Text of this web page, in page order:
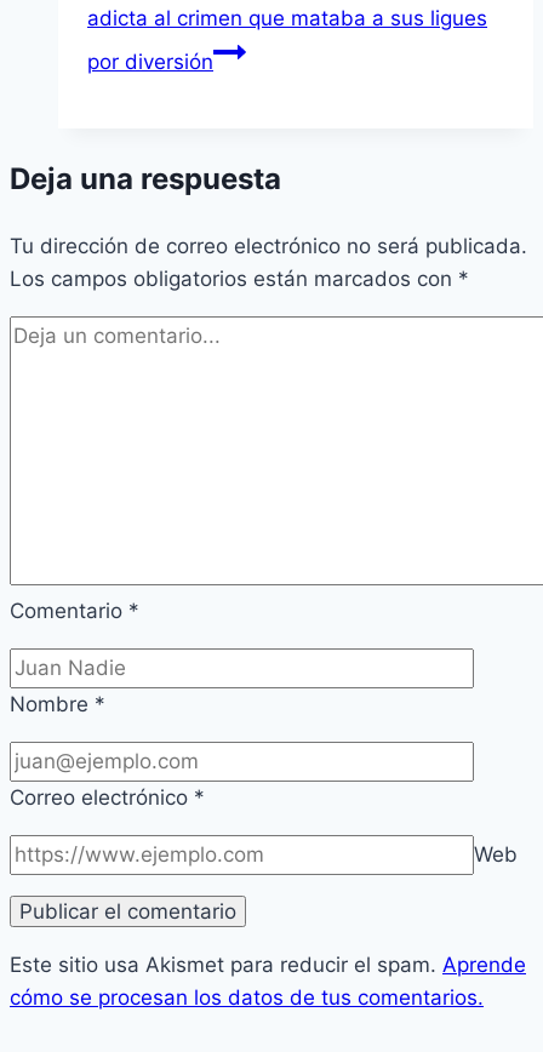
adicta al crimen que mataba a sus ligues
por diversión
Deja una respuesta
Tu dirección de correo electrónico no será publicada.
Los campos obligatorios están marcados con *
Comentario *
Nombre *
Correo electrónico *
Web
Este sitio usa Akismet para reducir el spam. Aprende
cómo se procesan los datos de tus comentarios.